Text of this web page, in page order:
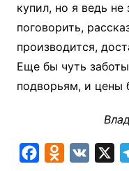
купил, но я ведь
поговорить,
производится,
Еще бы чуть
подворьям, и цены